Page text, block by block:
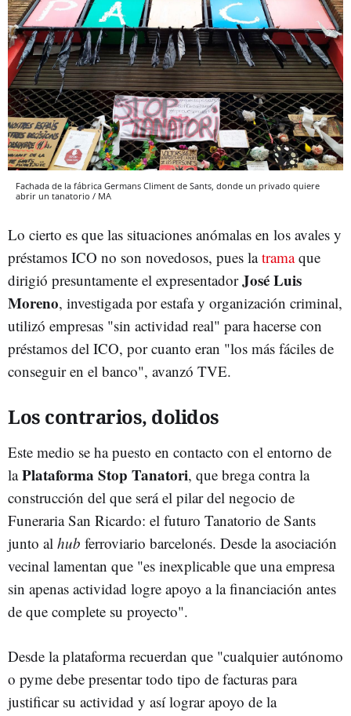
Fachada de la fábrica Germans Climent de Sants, donde un privado quiere
abrir un tanatorio / MA
Lo cierto es que las situaciones anómalas en los avales y
préstamos ICO no son novedosos, pues latramaque
dirigió presuntamente el expresentadorJosé Luis
Moreno, investigada por estafa y organización criminal,
utilizó empresas "sin actividad real" para hacerse con
préstamos del ICO, por cuanto eran "los más fáciles de
conseguir en el banco", avanzó TVE.
Los contrarios, dolidos
Este medio se ha puesto en contacto con el entorno de
laPlataforma Stop Tanatori, que brega contra la
construcción del que será el pilar del negocio de
Funeraria San Ricardo: el futuro Tanatorio de Sants
junto al hub ferroviario barcelonés. Desde la asociación
vecinal lamentan que "es inexplicable que una empresa
sin apenas actividad logre apoyo a la financiación antes
de que complete su proyecto".
Desde la plataforma recuerdan que "cualquier autónomo
o pyme debe presentar todo tipo de facturas para
justificar su actividad y así lograr apoyo de la